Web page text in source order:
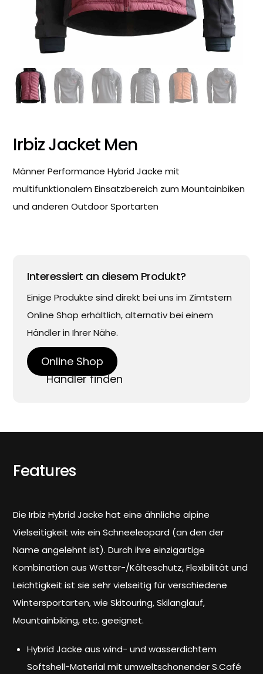
Irbiz Jacket Men
Männer Performance Hybrid Jacke mit
multifunktionalem Einsatzbereich zum Mountainbiken
und anderen Outdoor Sportarten
Interessiert an diesem Produkt?
Einige Produkte sind direkt bei uns im Zimtstern
Online Shop erhältlich, alternativ bei einem
Händler in Ihrer Nähe.
Online Shop
Händler finden
Features
Die Irbiz Hybrid Jacke hat eine ähnliche alpine
Vielseitigkeit wie ein Schneeleopard (an den der
Name angelehnt ist). Durch ihre einzigartige
Kombination aus Wetter-/Kälteschutz, Flexibilität und
Leichtigkeit ist sie sehr vielseitig für verschiedene
Wintersportarten, wie Skitouring, Skilanglauf,
Mountainbiking, etc. geeignet.
Hybrid Jacke aus wind- und wasserdichtem
Softshell-Material mit umweltschonender S.Café